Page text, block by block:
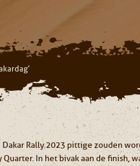
Rally 2023 pittige zouden
In het bivak aan de finish,